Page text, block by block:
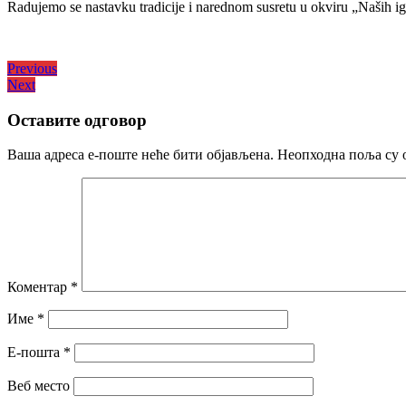
Radujemo se nastavku tradicije i narednom susretu u okviru „Naših
Кретање
чланка
PreviousPrevious
NextNext
Оставите одговор
Ваша адреса е-поште неће бити објављена. Неопходна поља су
Коментар *
Име *
Е-пошта *
Веб место